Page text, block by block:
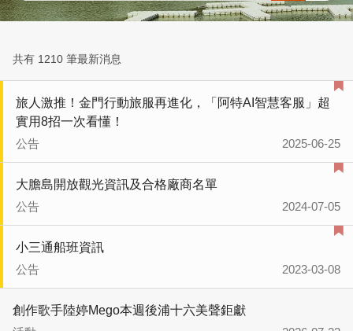
共有 1210 筆最新消息
旅人激推！金門行動旅服再進化，「阿特AI智慧客服」超
實用8招一次看懂！
公告
2025-06-25
大膽島開放觀光資訊及合格廠商名單
公告
2024-07-05
小三通船班資訊
公告
2023-03-08
創作歌手陸婷Mego本週後浦十六美聲鉅獻